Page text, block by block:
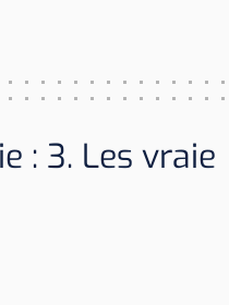
: 3. Les vraie